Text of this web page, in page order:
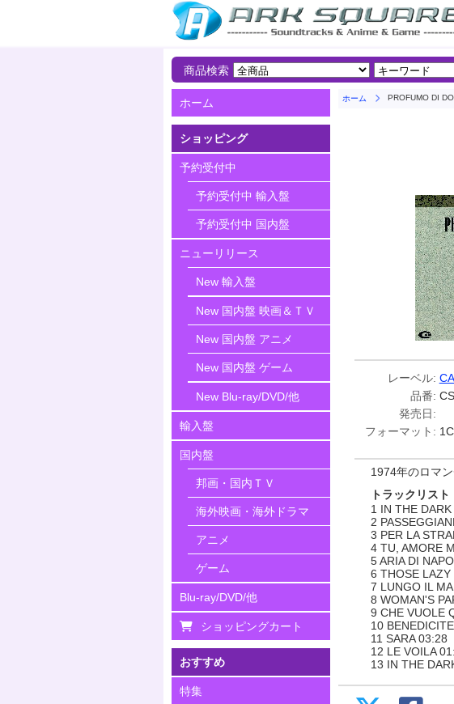
商品検索
ホーム
ショッピング
予約受付中
予約受付中 輸入盤
予約受付中 国内盤
ニューリリース
New 輸入盤
New 国内盤 映画＆ＴＶ
New 国内盤 アニメ
New 国内盤 ゲーム
New Blu-ray/DVD/他
輸入盤
国内盤
邦画・国内ＴＶ
海外映画・海外ドラマ
アニメ
ゲーム
Blu-ray/DVD/他
ショッピングカート
おすすめ
特集
ホーム PROFUMO DI
レーベル:
品番:
発売日:
フォーマット:
1974年のロマ
トラックリスト
1 IN THE
2
3 PER LA
4 TU, AMORE
5 ARIA DI
6 THOSE LAZY
7 LUNGO IL
8 WOMAN'S
9 CHE VUOLE
10
11 SARA 03:28
12 LE VOILA
13 IN THE